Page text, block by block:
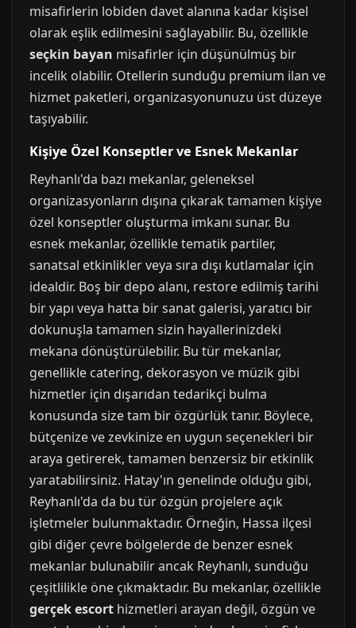
misafirlerin lobiden davet alanına kadar kişisel
olarak eşlik edilmesini sağlayabilir. Bu, özellikle
seçkin bayan misafirler için düşünülmüş bir
incelik olabilir. Otellerin sunduğu premium ilan ve
hizmet paketleri, organizasyonunuzu üst düzeye
taşıyabilir.
Kişiye Özel Konseptler ve Esnek Mekanlar
Reyhanlı'da bazı mekanlar, geleneksel
organizasyonların dışına çıkarak tamamen kişiye
özel konseptler oluşturma imkanı sunar. Bu
esnek mekanlar, özellikle tematik partiler,
sanatsal etkinlikler veya sıra dışı kutlamalar için
idealdir. Boş bir depo alanı, restore edilmiş tarihi
bir yapı veya hatta bir sanat galerisi, yaratıcı bir
dokunuşla tamamen sizin hayallerinizdeki
mekana dönüştürülebilir. Bu tür mekanlar,
genellikle catering, dekorasyon ve müzik gibi
hizmetler için dışarıdan tedarikçi bulma
konusunda size tam bir özgürlük tanır. Böylece,
bütçenize ve zevkinize en uygun seçenekleri bir
araya getirerek, tamamen benzersiz bir etkinlik
yaratabilirsiniz. Hatay'ın genelinde olduğu gibi,
Reyhanlı'da da bu tür özgün projelere açık
işletmeler bulunmaktadır. Örneğin, Hassa ilçesi
gibi diğer çevre bölgelerde de benzer esnek
mekanlar bulunabilir ancak Reyhanlı, sunduğu
çeşitlilikle öne çıkmaktadır. Bu mekanlar, özellikle
gerçek escort hizmetleri arayan değil, özgün ve